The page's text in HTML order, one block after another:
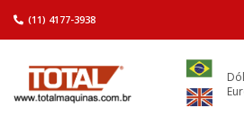
(11) 4177-3938